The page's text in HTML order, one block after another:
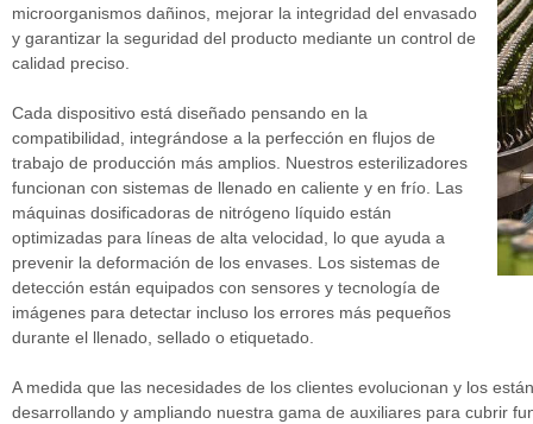
microorganismos dañinos, mejorar la integridad del envasado
y garantizar la seguridad del producto mediante un control de
calidad preciso.
Cada dispositivo está diseñado pensando en la
compatibilidad, integrándose a la perfección en flujos de
trabajo de producción más amplios. Nuestros esterilizadores
funcionan con sistemas de llenado en caliente y en frío. Las
máquinas dosificadoras de nitrógeno líquido están
optimizadas para líneas de alta velocidad, lo que ayuda a
prevenir la deformación de los envases. Los sistemas de
detección están equipados con sensores y tecnología de
imágenes para detectar incluso los errores más pequeños
durante el llenado, sellado o etiquetado.
A medida que las necesidades de los clientes evolucionan y los
desarrollando y ampliando nuestra gama de auxiliares para cubrir